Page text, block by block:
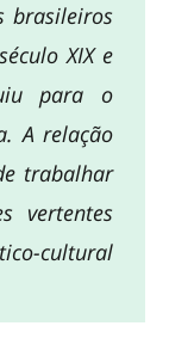
brasileiros
XIX e
para o
A relação
trabalhar
vertentes
cultural